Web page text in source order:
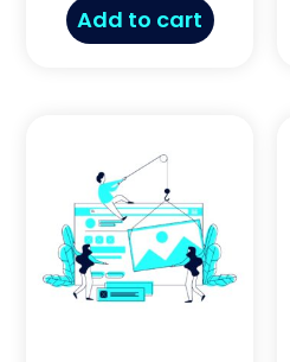
Add to cart